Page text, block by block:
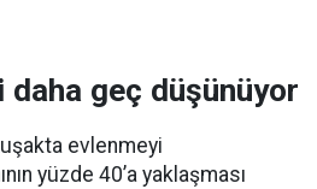
geç düşünüyor
evlenmeyi
yüzde 40’a yaklaşması